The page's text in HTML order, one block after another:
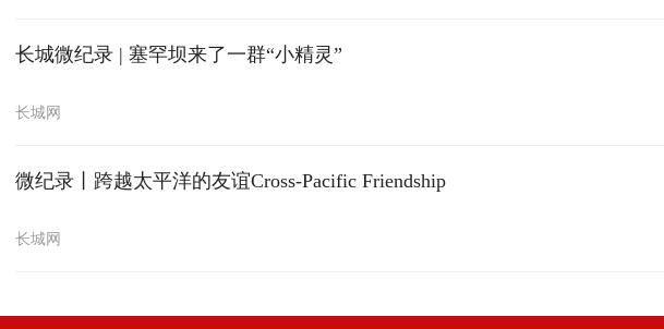
长城微纪录 | 塞罕坝来了一群“小精灵”
长城网
微纪录丨跨越太平洋的友谊Cross-Pacific Friendship
长城网